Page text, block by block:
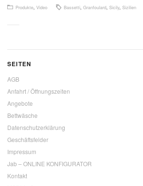
Produkte Video Bassetti Granfoulard Sicily Sizilien
SEITEN
AGB
Anfahrt / Öffnungszeiten
Angebote
Bettwäsche
Datenschutzerklärung
Geschäftsfelder
Impressum
Jab – ONLINE KONFIGURATOR
Kontakt